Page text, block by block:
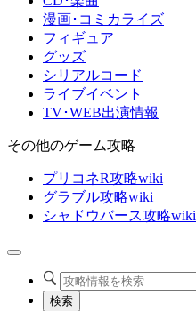
漫画･コミカライズ
フィギュア
グッズ
シリアルコード
ライブイベント
TV･WEB出演情報
その他のゲーム攻略
プリコネR攻略wiki
グラブル攻略wiki
シャドウバース攻略wiki
検索